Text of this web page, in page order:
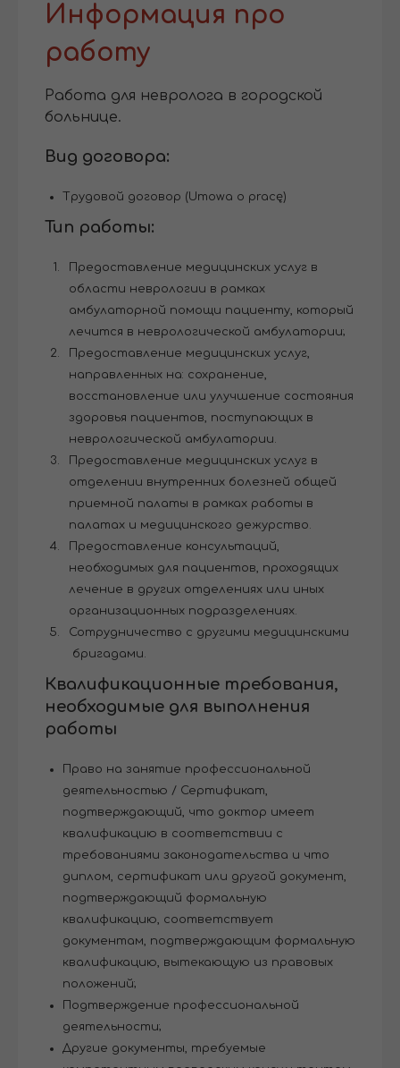
Информация про
работу
Работа для невролога в городской
больнице.
Вид договора:
Трудовой договор (Umowa o pracę)
Тип работы:
Предоставление медицинских услуг в
области неврологии в рамках
амбулаторной помощи пациенту, который
лечится в неврологической амбулатории;
Предоставление медицинских услуг,
направленных на: сохранение,
восстановление или улучшение состояния
здоровья пациентов, поступающих в
неврологической амбулатории.
Предоставление медицинских услуг в
отделении внутренних болезней общей
приемной палаты в рамках работы в
палатах и ​​медицинского дежурство.
Предоставление консультаций,
необходимых для пациентов, проходящих
лечение в других отделениях или иных
организационных подразделениях.
Сотрудничество с другими медицинскими
бригадами.
Квалификационные требования,
необходимые для выполнения
работы
Право на занятие профессиональной
деятельностью / Сертификат,
подтверждающий, что доктор имеет
квалификацию в соответствии с
требованиями законодательства и что
диплом, сертификат или другой документ,
подтверждающий формальную
квалификацию, соответствует
документам, подтверждающим формальную
квалификацию, вытекающую из правовых
положений;
Подтверждение профессиональной
деятельности;
Другие документы, требуемые